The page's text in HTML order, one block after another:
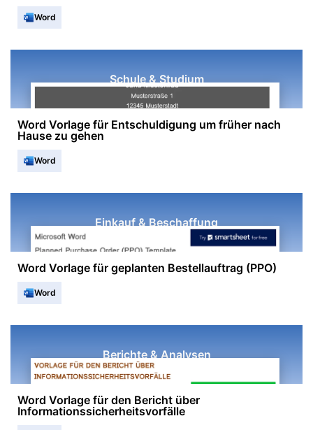
Word
Schule & Studium
Word Vorlage für Entschuldigung um früher nach
Hause zu gehen
Word
Einkauf & Beschaffung
Word Vorlage für geplanten Bestellauftrag (PPO)
Word
Berichte & Analysen
Word Vorlage für den Bericht über
Informationssicherheitsvorfälle